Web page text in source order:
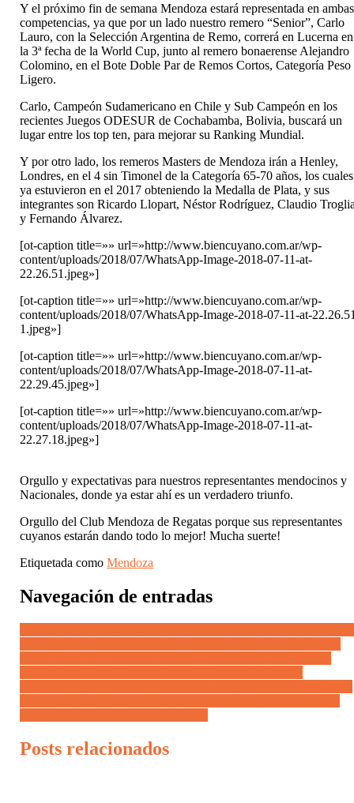
Y el próximo fin de semana Mendoza estará representada en ambas
competencias, ya que por un lado nuestro remero “Senior”, Carlo
Lauro, con la Selección Argentina de Remo, correrá en Lucerna en
la 3ª fecha de la World Cup, junto al remero bonaerense Alejandro
Colomino, en el Bote Doble Par de Remos Cortos, Categoría Peso
Ligero.
Carlo, Campeón Sudamericano en Chile y Sub Campeón en los
recientes Juegos ODESUR de Cochabamba, Bolivia, buscará un
lugar entre los top ten, para mejorar su Ranking Mundial.
Y por otro lado, los remeros Masters de Mendoza irán a Henley,
Londres, en el 4 sin Timonel de la Categoría 65-70 años, los cuales
ya estuvieron en el 2017 obteniendo la Medalla de Plata, y sus
integrantes son Ricardo Llopart, Néstor Rodríguez, Claudio
y Fernando Álvarez.
[ot-caption title=»» url=»http://www.biencuyano.com.ar/wp-
content/uploads/2018/07/WhatsApp-Image-2018-07-11-at-
22.26.51.jpeg»]
[ot-caption title=»» url=»http://www.biencuyano.com.ar/wp-
content/uploads/2018/07/WhatsApp-Image-2018-07-11-at-
1.jpeg»]
[ot-caption title=»» url=»http://www.biencuyano.com.ar/wp-
content/uploads/2018/07/WhatsApp-Image-2018-07-11-at-
22.29.45.jpeg»]
[ot-caption title=»» url=»http://www.biencuyano.com.ar/wp-
content/uploads/2018/07/WhatsApp-Image-2018-07-11-at-
22.27.18.jpeg»]
Orgullo y expectativas para nuestros representantes mendocinos y
Nacionales, donde ya estar ahí es un verdadero triunfo.
Orgullo del Club Mendoza de Regatas porque sus representantes
cuyanos estarán dando todo lo mejor! Mucha suerte!
Etiquetada comoMendoza
Navegación de entradas
Posts relacionados